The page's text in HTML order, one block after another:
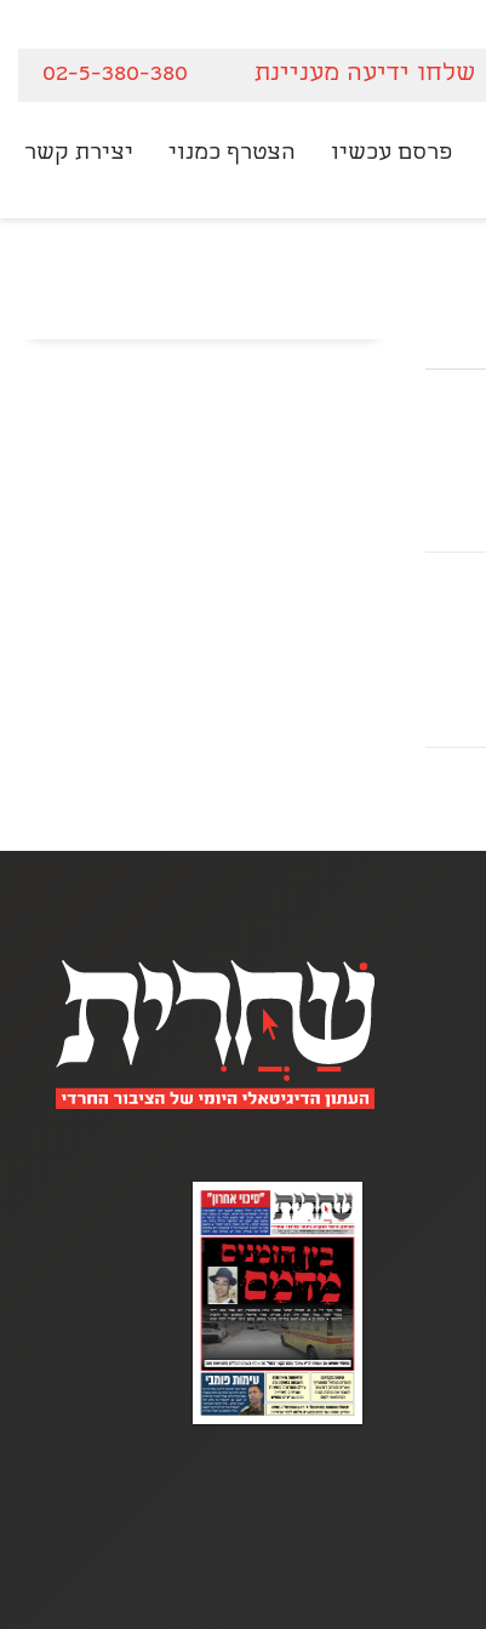
שלחו ידיעה מעניינת 02-5-380-380
פרסם עכשיו הצטרף כמנוי יצירת קשר